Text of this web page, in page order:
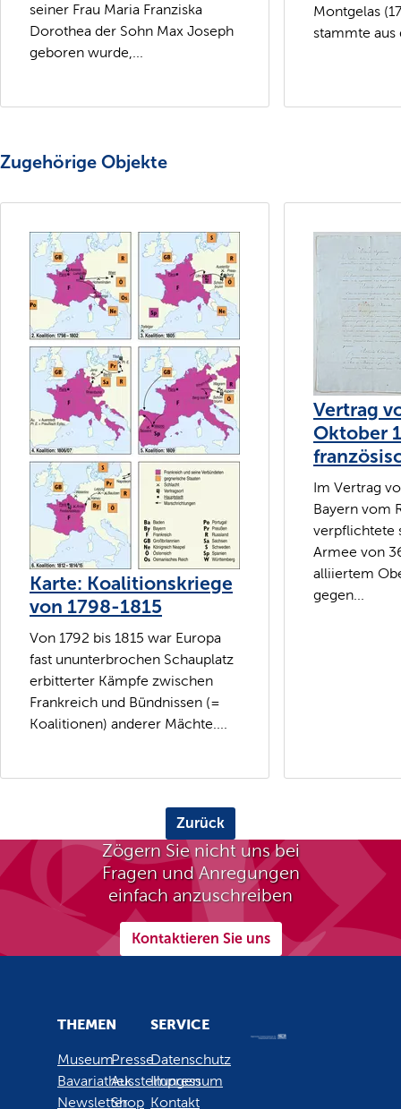
seiner Frau Maria Franziska
Dorothea der Sohn Max Joseph
geboren wurde,...
Montgelas
stammte
Zugehörige Objekte
Karte: Koalitionskriege
von 1798-1815
Von 1792 bis 1815 war Europa
fast ununterbrochen Schauplatz
erbitterter Kämpfe zwischen
Frankreich und Bündnissen (=
Koalitionen) anderer Mächte....
Vertrag
Oktober
Im Vertrag
Bayern vom
verpflichtete
Armee von
alliiertem
gegen...
Zurück
Zögern Sie nicht uns bei
Fragen und Anregungen
einfach anzuschreiben
Kontaktieren Sie uns
THEMEN
Museum
Bavariathek
Newsletter
Presse
Ausstellungen
Shop
SERVICE
Datenschutz
Impressum
Kontakt